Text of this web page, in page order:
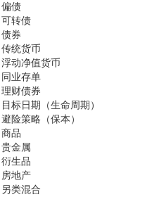
偏债
可转债
债券
传统货币
浮动净值货币
同业存单
理财债券
目标日期（生命周期）
避险策略（保本）
商品
贵金属
衍生品
房地产
另类混合